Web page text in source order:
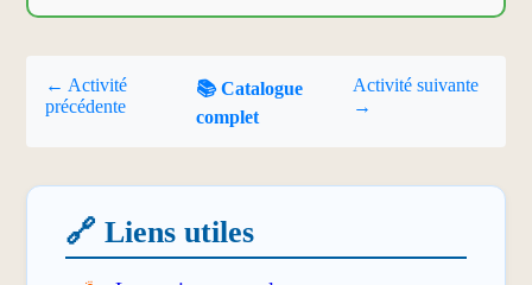
← Activité
précédente
📚 Catalogue
complet
Activité suivante
→
🔗 Liens utiles